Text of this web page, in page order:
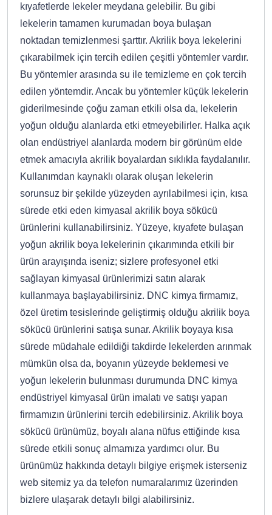
kıyafetlerde lekeler meydana gelebilir. Bu gibi
lekelerin tamamen kurumadan boya bulaşan
noktadan temizlenmesi şarttır. Akrilik boya lekelerini
çıkarabilmek için tercih edilen çeşitli yöntemler vardır.
Bu yöntemler arasında su ile temizleme en çok tercih
edilen yöntemdir. Ancak bu yöntemler küçük lekelerin
giderilmesinde çoğu zaman etkili olsa da, lekelerin
yoğun olduğu alanlarda etki etmeyebilirler. Halka açık
olan endüstriyel alanlarda modern bir görünüm elde
etmek amacıyla akrilik boyalardan sıklıkla faydalanılır.
Kullanımdan kaynaklı olarak oluşan lekelerin
sorunsuz bir şekilde yüzeyden ayrılabilmesi için, kısa
sürede etki eden kimyasal akrilik boya sökücü
ürünlerini kullanabilirsiniz. Yüzeye, kıyafete bulaşan
yoğun akrilik boya lekelerinin çıkarımında etkili bir
ürün arayışında iseniz; sizlere profesyonel etki
sağlayan kimyasal ürünlerimizi satın alarak
kullanmaya başlayabilirsiniz. DNC kimya firmamız,
özel üretim tesislerinde geliştirmiş olduğu akrilik boya
sökücü ürünlerini satışa sunar. Akrilik boyaya kısa
sürede müdahale edildiği takdirde lekelerden arınmak
mümkün olsa da, boyanın yüzeyde beklemesi ve
yoğun lekelerin bulunması durumunda DNC kimya
endüstriyel kimyasal ürün imalatı ve satışı yapan
firmamızın ürünlerini tercih edebilirsiniz. Akrilik boya
sökücü ürünümüz, boyalı alana nüfus ettiğinde kısa
sürede etkili sonuç almamıza yardımcı olur. Bu
ürünümüz hakkında detaylı bilgiye erişmek isterseniz
web sitemiz ya da telefon numaralarımız üzerinden
bizlere ulaşarak detaylı bilgi alabilirsiniz.